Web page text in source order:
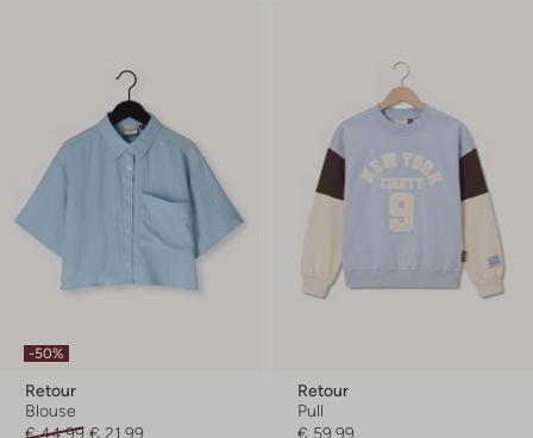
-50%
Retour
Blouse
€ 44,99 € 21,99
Retour
Pull
€ 59,99